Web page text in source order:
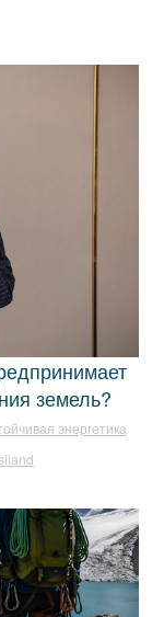
земель?
энергетика